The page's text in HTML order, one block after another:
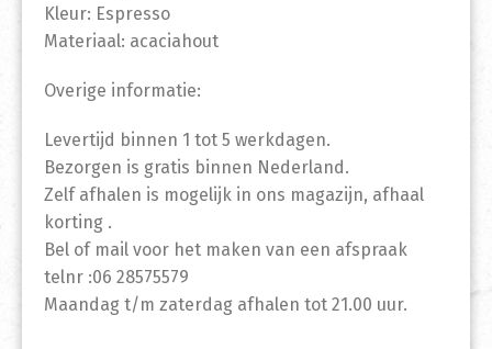
Kleur: Espresso
Materiaal: acaciahout
Overige informatie:
Levertijd binnen 1 tot 5 werkdagen.
Bezorgen is gratis binnen Nederland.
Zelf afhalen is mogelijk in ons magazijn, afhaal
korting .
Bel of mail voor het maken van een afspraak
telnr :06 28575579
Maandag t/m zaterdag afhalen tot 21.00 uur.